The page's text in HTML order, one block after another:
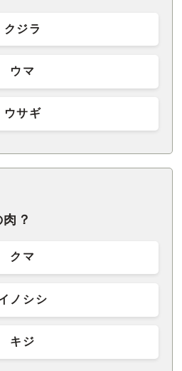
クジラ
ウマ
ウサギ
？
クマ
ノシシ
キジ